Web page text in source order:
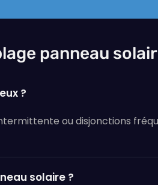
panneau
?
ou disjonctions
solaire ?